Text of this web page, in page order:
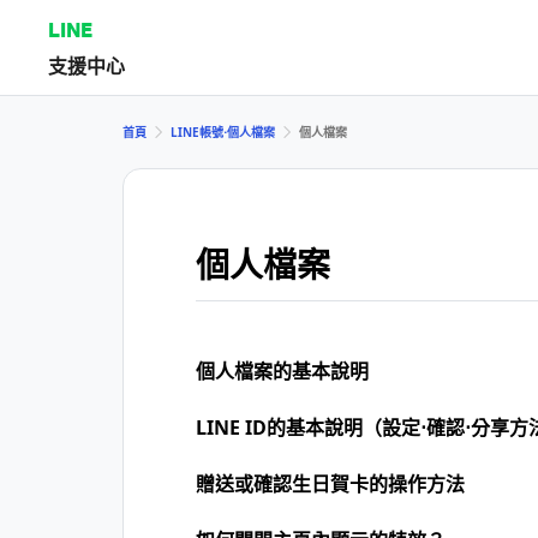
LINE
支援中心
首頁 LINE帳號⋅個人檔案 個人檔案
個人檔案
個人檔案的基本說明
LINE ID的基本說明（設定⋅確認⋅分享方
贈送或確認生日賀卡的操作方法